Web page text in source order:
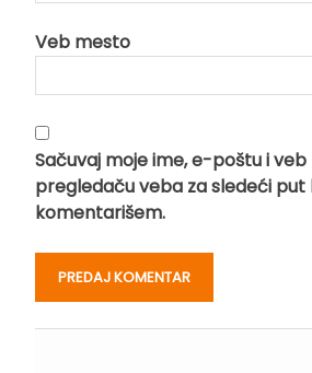
Veb mesto
Sačuvaj moje ime, e-poštu i
pregledaču veba za sledeći put
komentarišem.